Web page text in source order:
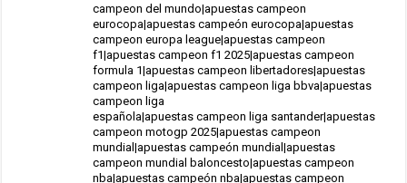
campeon del mundo|apuestas campeon
eurocopa|apuestas campeón eurocopa|apuestas
campeon europa league|apuestas campeon
f1|apuestas campeon f1 2025|apuestas campeon
formula 1|apuestas campeon libertadores|apuestas
campeon liga|apuestas campeon liga bbva|apuestas
campeon liga
española|apuestas campeon liga santander|apuestas
campeon motogp 2025|apuestas campeon
mundial|apuestas campeón mundial|apuestas
campeon mundial baloncesto|apuestas campeon
nba|apuestas campeón nba|apuestas campeon